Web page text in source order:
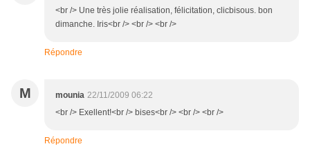
<br /> Une très jolie réalisation, félicitation, clicbisous. bon
dimanche. Iris<br /> <br /> <br />
Répondre
M mounia 22/11/2009 06:22
<br /> Exellent!<br /> bises<br /> <br /> <br />
Répondre